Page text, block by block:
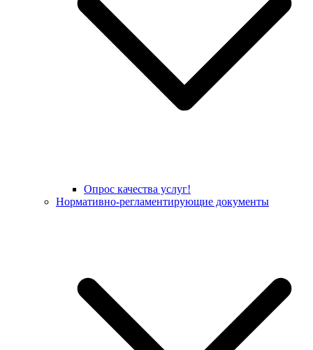
Опрос качества услуг!
Нормативно-регламентирующие документы